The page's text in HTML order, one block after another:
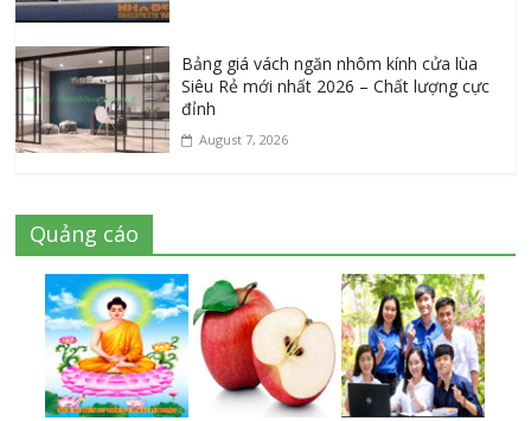
Bảng giá vách ngăn nhôm kính cửa lùa
Siêu Rẻ mới nhất 2026 – Chất lượng cực
đỉnh
August 7, 2026
Quảng cáo